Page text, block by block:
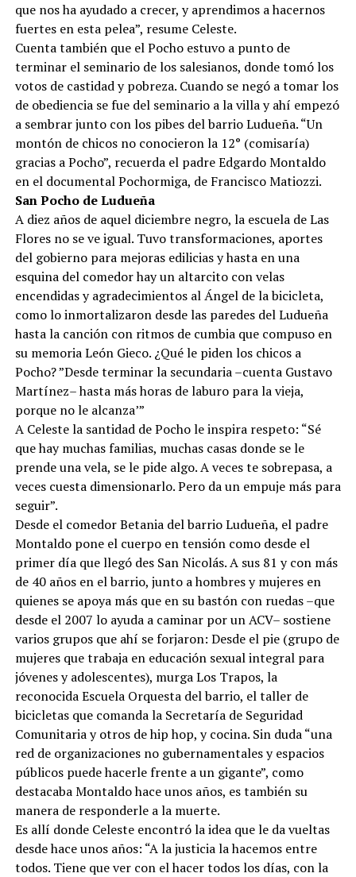
que nos ha ayudado a crecer, y aprendimos a hacernos
fuertes en esta pelea”, resume Celeste.
Cuenta también que el Pocho estuvo a punto de
terminar el seminario de los salesianos, donde tomó los
votos de castidad y pobreza. Cuando se negó a tomar los
de obediencia se fue del seminario a la villa y ahí empezó
a sembrar junto con los pibes del barrio Ludueña. “Un
montón de chicos no conocieron la 12° (comisaría)
gracias a Pocho”, recuerda el padre Edgardo Montaldo
en el documental Pochormiga, de Francisco Matiozzi.
San Pocho de Ludueña
A diez años de aquel diciembre negro, la escuela de Las
Flores no se ve igual. Tuvo transformaciones, aportes
del gobierno para mejoras edilicias y hasta en una
esquina del comedor hay un altarcito con velas
encendidas y agradecimientos al Ángel de la bicicleta,
como lo inmortalizaron desde las paredes del Ludueña
hasta la canción con ritmos de cumbia que compuso en
su memoria León Gieco. ¿Qué le piden los chicos a
Pocho? ”Desde terminar la secundaria –cuenta Gustavo
Martínez– hasta más horas de laburo para la vieja,
porque no le alcanza’”
A Celeste la santidad de Pocho le inspira respeto: “Sé
que hay muchas familias, muchas casas donde se le
prende una vela, se le pide algo. A veces te sobrepasa, a
veces cuesta dimensionarlo. Pero da un empuje más para
seguir”.
Desde el comedor Betania del barrio Ludueña, el padre
Montaldo pone el cuerpo en tensión como desde el
primer día que llegó des San Nicolás. A sus 81 y con más
de 40 años en el barrio, junto a hombres y mujeres en
quienes se apoya más que en su bastón con ruedas –que
desde el 2007 lo ayuda a caminar por un ACV– sostiene
varios grupos que ahí se forjaron: Desde el pie (grupo de
mujeres que trabaja en educación sexual integral para
jóvenes y adolescentes), murga Los Trapos, la
reconocida Escuela Orquesta del barrio, el taller de
bicicletas que comanda la Secretaría de Seguridad
Comunitaria y otros de hip hop, y cocina. Sin duda “una
red de organizaciones no gubernamentales y espacios
públicos puede hacerle frente a un gigante”, como
destacaba Montaldo hace unos años, es también su
manera de responderle a la muerte.
Es allí donde Celeste encontró la idea que le da vueltas
desde hace unos años: “A la justicia la hacemos entre
todos. Tiene que ver con el hacer todos los días, con la